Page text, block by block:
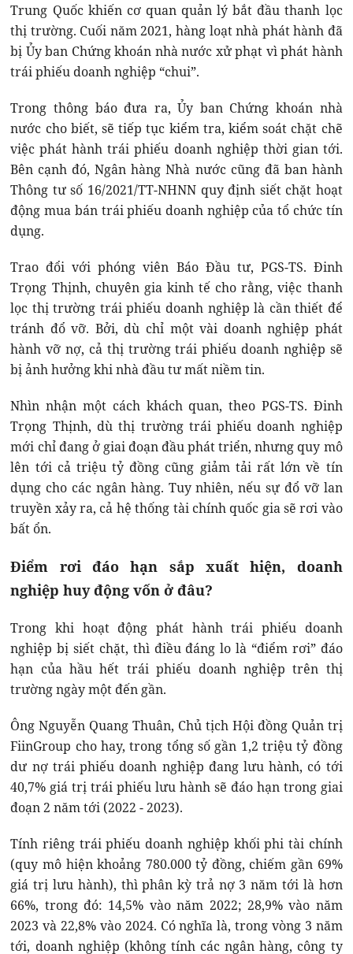
Trung Quốc khiến cơ quan quản lý bắt đầu thanh lọc
thị trường. Cuối năm 2021, hàng loạt nhà phát hành đã
bị Ủy ban Chứng khoán nhà nước xử phạt vì phát hành
trái phiếu doanh nghiệp “chui”.
Trong thông báo đưa ra, Ủy ban Chứng khoán nhà
nước cho biết, sẽ tiếp tục kiểm tra, kiểm soát chặt chẽ
việc phát hành trái phiếu doanh nghiệp thời gian tới.
Bên cạnh đó, Ngân hàng Nhà nước cũng đã ban hành
Thông tư số 16/2021/TT-NHNN quy định siết chặt hoạt
động mua bán trái phiếu doanh nghiệp của tổ chức tín
dụng.
Trao đổi với phóng viên Báo Đầu tư, PGS-TS. Đinh
Trọng Thịnh, chuyên gia kinh tế cho rằng, việc thanh
lọc thị trường trái phiếu doanh nghiệp là cần thiết để
tránh đổ vỡ. Bởi, dù chỉ một vài doanh nghiệp phát
hành vỡ nợ, cả thị trường trái phiếu doanh nghiệp sẽ
bị ảnh hưởng khi nhà đầu tư mất niềm tin.
Nhìn nhận một cách khách quan, theo PGS-TS. Đinh
Trọng Thịnh, dù thị trường trái phiếu doanh nghiệp
mới chỉ đang ở giai đoạn đầu phát triển, nhưng quy mô
lên tới cả triệu tỷ đồng cũng giảm tải rất lớn về tín
dụng cho các ngân hàng. Tuy nhiên, nếu sự đổ vỡ lan
truyền xảy ra, cả hệ thống tài chính quốc gia sẽ rơi vào
bất ổn.
Điểm rơi đáo hạn sắp xuất hiện, doanh
nghiệp huy động vốn ở đâu?
Trong khi hoạt động phát hành trái phiếu doanh
nghiệp bị siết chặt, thì điều đáng lo là “điểm rơi” đáo
hạn của hầu hết trái phiếu doanh nghiệp trên thị
trường ngày một đến gần.
Ông Nguyễn Quang Thuân, Chủ tịch Hội đồng Quản trị
FiinGroup cho hay, trong tổng số gần 1,2 triệu tỷ đồng
dư nợ trái phiếu doanh nghiệp đang lưu hành, có tới
40,7% giá trị trái phiếu lưu hành sẽ đáo hạn trong giai
đoạn 2 năm tới (2022 - 2023).
Tính riêng trái phiếu doanh nghiệp khối phi tài chính
(quy mô hiện khoảng 780.000 tỷ đồng, chiếm gần 69%
giá trị lưu hành), thì phân kỳ trả nợ 3 năm tới là hơn
66%, trong đó: 14,5% vào năm 2022; 28,9% vào năm
2023 và 22,8% vào 2024. Có nghĩa là, trong vòng 3 năm
tới, doanh nghiệp (không tính các ngân hàng, công ty